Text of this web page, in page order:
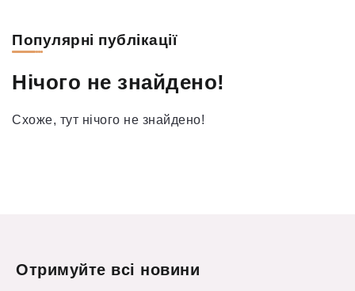
Популярні публікації
Нічого не знайдено!
Схоже, тут нічого не знайдено!
Отримуйте всі новини